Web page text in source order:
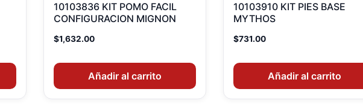
10103836 KIT POMO FACIL
CONFIGURACION MIGNON
$1,632.00
Añadir al carrito
10103910 KIT PIES BASE
MYTHOS
$731.00
Añadir al carrito